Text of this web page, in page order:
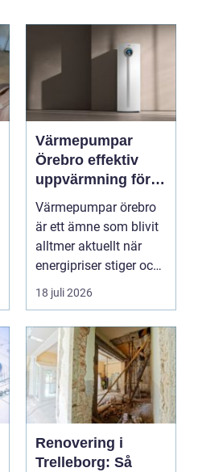
Värmepumpar
Örebro effektiv
uppvärmning för
hus och
fastigheter
Värmepumpar örebro
är ett ämne som blivit
alltmer aktuellt när
energipriser stiger och
fler vill sän...
18 juli 2026
Renovering i
Trelleborg: Så